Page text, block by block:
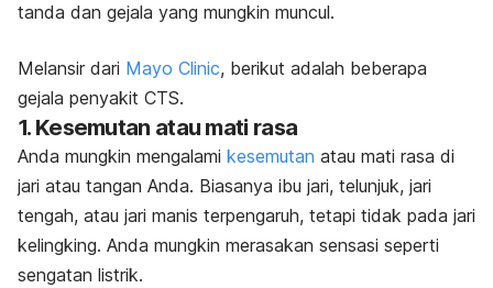
tanda dan gejala yang mungkin muncul.
Melansir dari Mayo Clinic, berikut adalah beberapa
gejala penyakit CTS.
1. Kesemutan atau mati rasa
Anda mungkin mengalami kesemutan atau mati rasa di
jari atau tangan Anda. Biasanya ibu jari, telunjuk, jari
tengah, atau jari manis terpengaruh, tetapi tidak pada jari
kelingking. Anda mungkin merasakan sensasi seperti
sengatan listrik.